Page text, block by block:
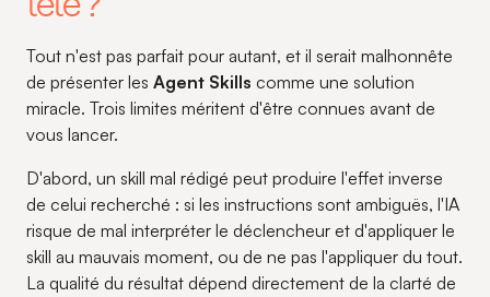
Tout n'est pas parfait pour autant, et il serait malhonnête
de présenter les Agent Skills comme une solution
miracle. Trois limites méritent d'être connues avant de
vous lancer.
D'abord, un skill mal rédigé peut produire l'effet inverse
de celui recherché : si les instructions sont ambiguës, l'IA
risque de mal interpréter le déclencheur et d'appliquer le
skill au mauvais moment, ou de ne pas l'appliquer du tout.
La qualité du résultat dépend directement de la clarté de